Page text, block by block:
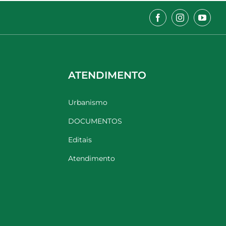
ATENDIMENTO
Urbanismo
DOCUMENTOS
Editais
Atendimento